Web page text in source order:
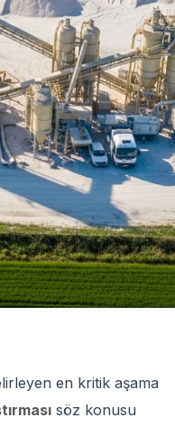
en kritik aşama
söz konusu